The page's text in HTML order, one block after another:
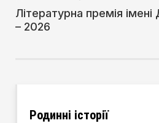
Літературна премія
– 2026
Родинні історії